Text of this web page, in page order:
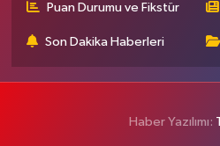
Puan Durumu ve Fikstür
Son Dakika Haberleri
Haber Yazılımı: